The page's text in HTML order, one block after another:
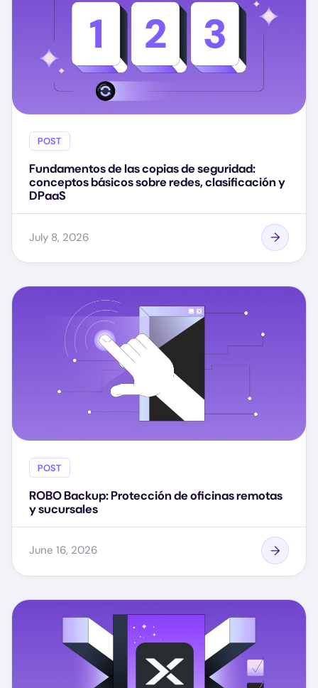
POST
Fundamentos de las copias de seguridad:
conceptos básicos sobre redes, clasificación y
DPaaS
July 8, 2026
POST
ROBO Backup: Protección de oficinas remotas
y sucursales
June 16, 2026